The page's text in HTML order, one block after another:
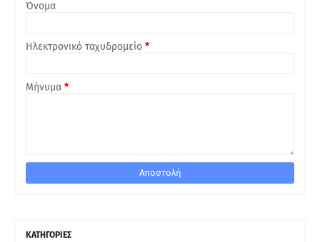
Όνομα
Ηλεκτρονικό ταχυδρομείο *
Μήνυμα *
ΚΑΤΗΓΟΡΙΕΣ